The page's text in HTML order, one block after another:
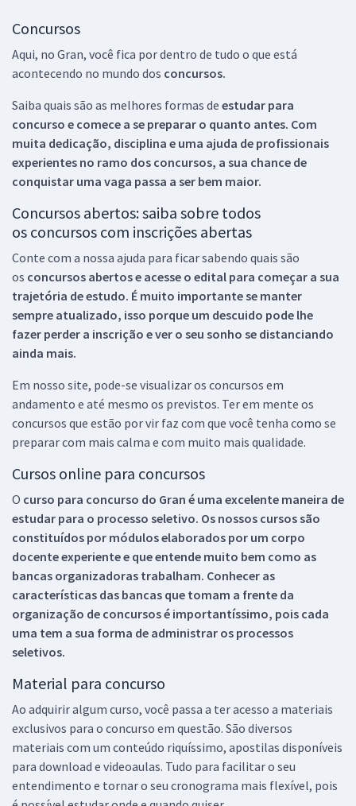
Concursos
Aqui, no Gran, você fica por dentro de tudo o que está
acontecendo no mundo dos concursos.
Saiba quais são as melhores formas de estudar para
concurso e comece a se preparar o quanto antes. Com
muita dedicação, disciplina e uma ajuda de profissionais
experientes no ramo dos concursos, a sua chance de
conquistar uma vaga passa a ser bem maior.
Concursos abertos: saiba sobre todos
os concursos com inscrições abertas
Conte com a nossa ajuda para ficar sabendo quais são
os concursos abertos e acesse o edital para começar a sua
trajetória de estudo. É muito importante se manter
sempre atualizado, isso porque um descuido pode lhe
fazer perder a inscrição e ver o seu sonho se distanciando
ainda mais.
Em nosso site, pode-se visualizar os concursos em
andamento e até mesmo os previstos. Ter em mente os
concursos que estão por vir faz com que você tenha como se
preparar com mais calma e com muito mais qualidade.
Cursos online para concursos
O curso para concurso do Gran é uma excelente maneira de
estudar para o processo seletivo. Os nossos cursos são
constituídos por módulos elaborados por um corpo
docente experiente e que entende muito bem como as
bancas organizadoras trabalham. Conhecer as
características das bancas que tomam a frente da
organização de concursos é importantíssimo, pois cada
uma tem a sua forma de administrar os processos
seletivos.
Material para concurso
Ao adquirir algum curso, você passa a ter acesso a materiais
exclusivos para o concurso em questão. São diversos
materiais com um conteúdo riquíssimo, apostilas disponíveis
para download e videoaulas. Tudo para facilitar o seu
entendimento e tornar o seu cronograma mais flexível, pois